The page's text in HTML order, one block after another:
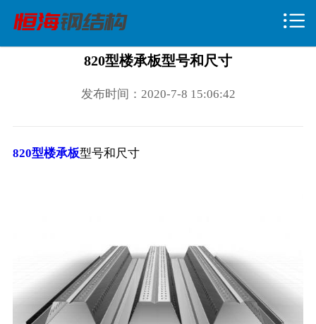
关于我们
新闻动态
联系我们

820型楼承板型号和尺寸
发布时间：2020-7-8 15:06:42
820型楼承板型号和尺寸